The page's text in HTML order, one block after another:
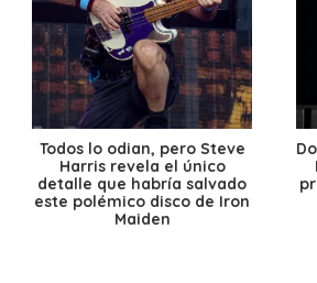
Todos lo odian, pero Steve
Harris revela el único
detalle que habría salvado
este polémico disco de Iron
Maiden